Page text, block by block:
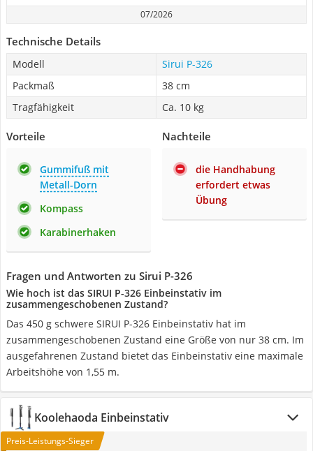
07/2026
Technische Details
Modell
Sirui P-326
Packmaß
38 cm
Tragfähigkeit
Ca. 10 kg
Vorteile
Gummifuß mit
Metall-Dorn
Kompass
Karabinerhaken
Nachteile
die Handhabung
erfordert etwas
Übung
Fragen und Antworten zu Sirui P-326
Wie hoch ist das SIRUI P-326 Einbeinstativ im
zusammengeschobenen Zustand?
Das 450 g schwere SIRUI P-326 Einbeinstativ hat im
zusammengeschobenen Zustand eine Größe von nur 38 cm. Im
ausgefahrenen Zustand bietet das Einbeinstativ eine maximale
Arbeitshöhe von 1,55 m.
Koolehaoda Einbeinstativ
Preis-Leistungs-Sieger